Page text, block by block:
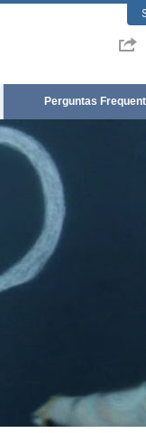
Perguntas